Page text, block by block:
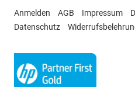
Anmelden AGB Impressum
Datenschutz